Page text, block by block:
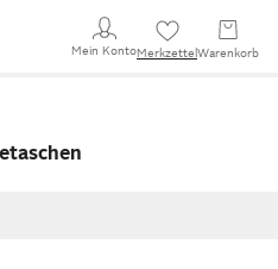
Mein KontoMerkzettel Warenkorb